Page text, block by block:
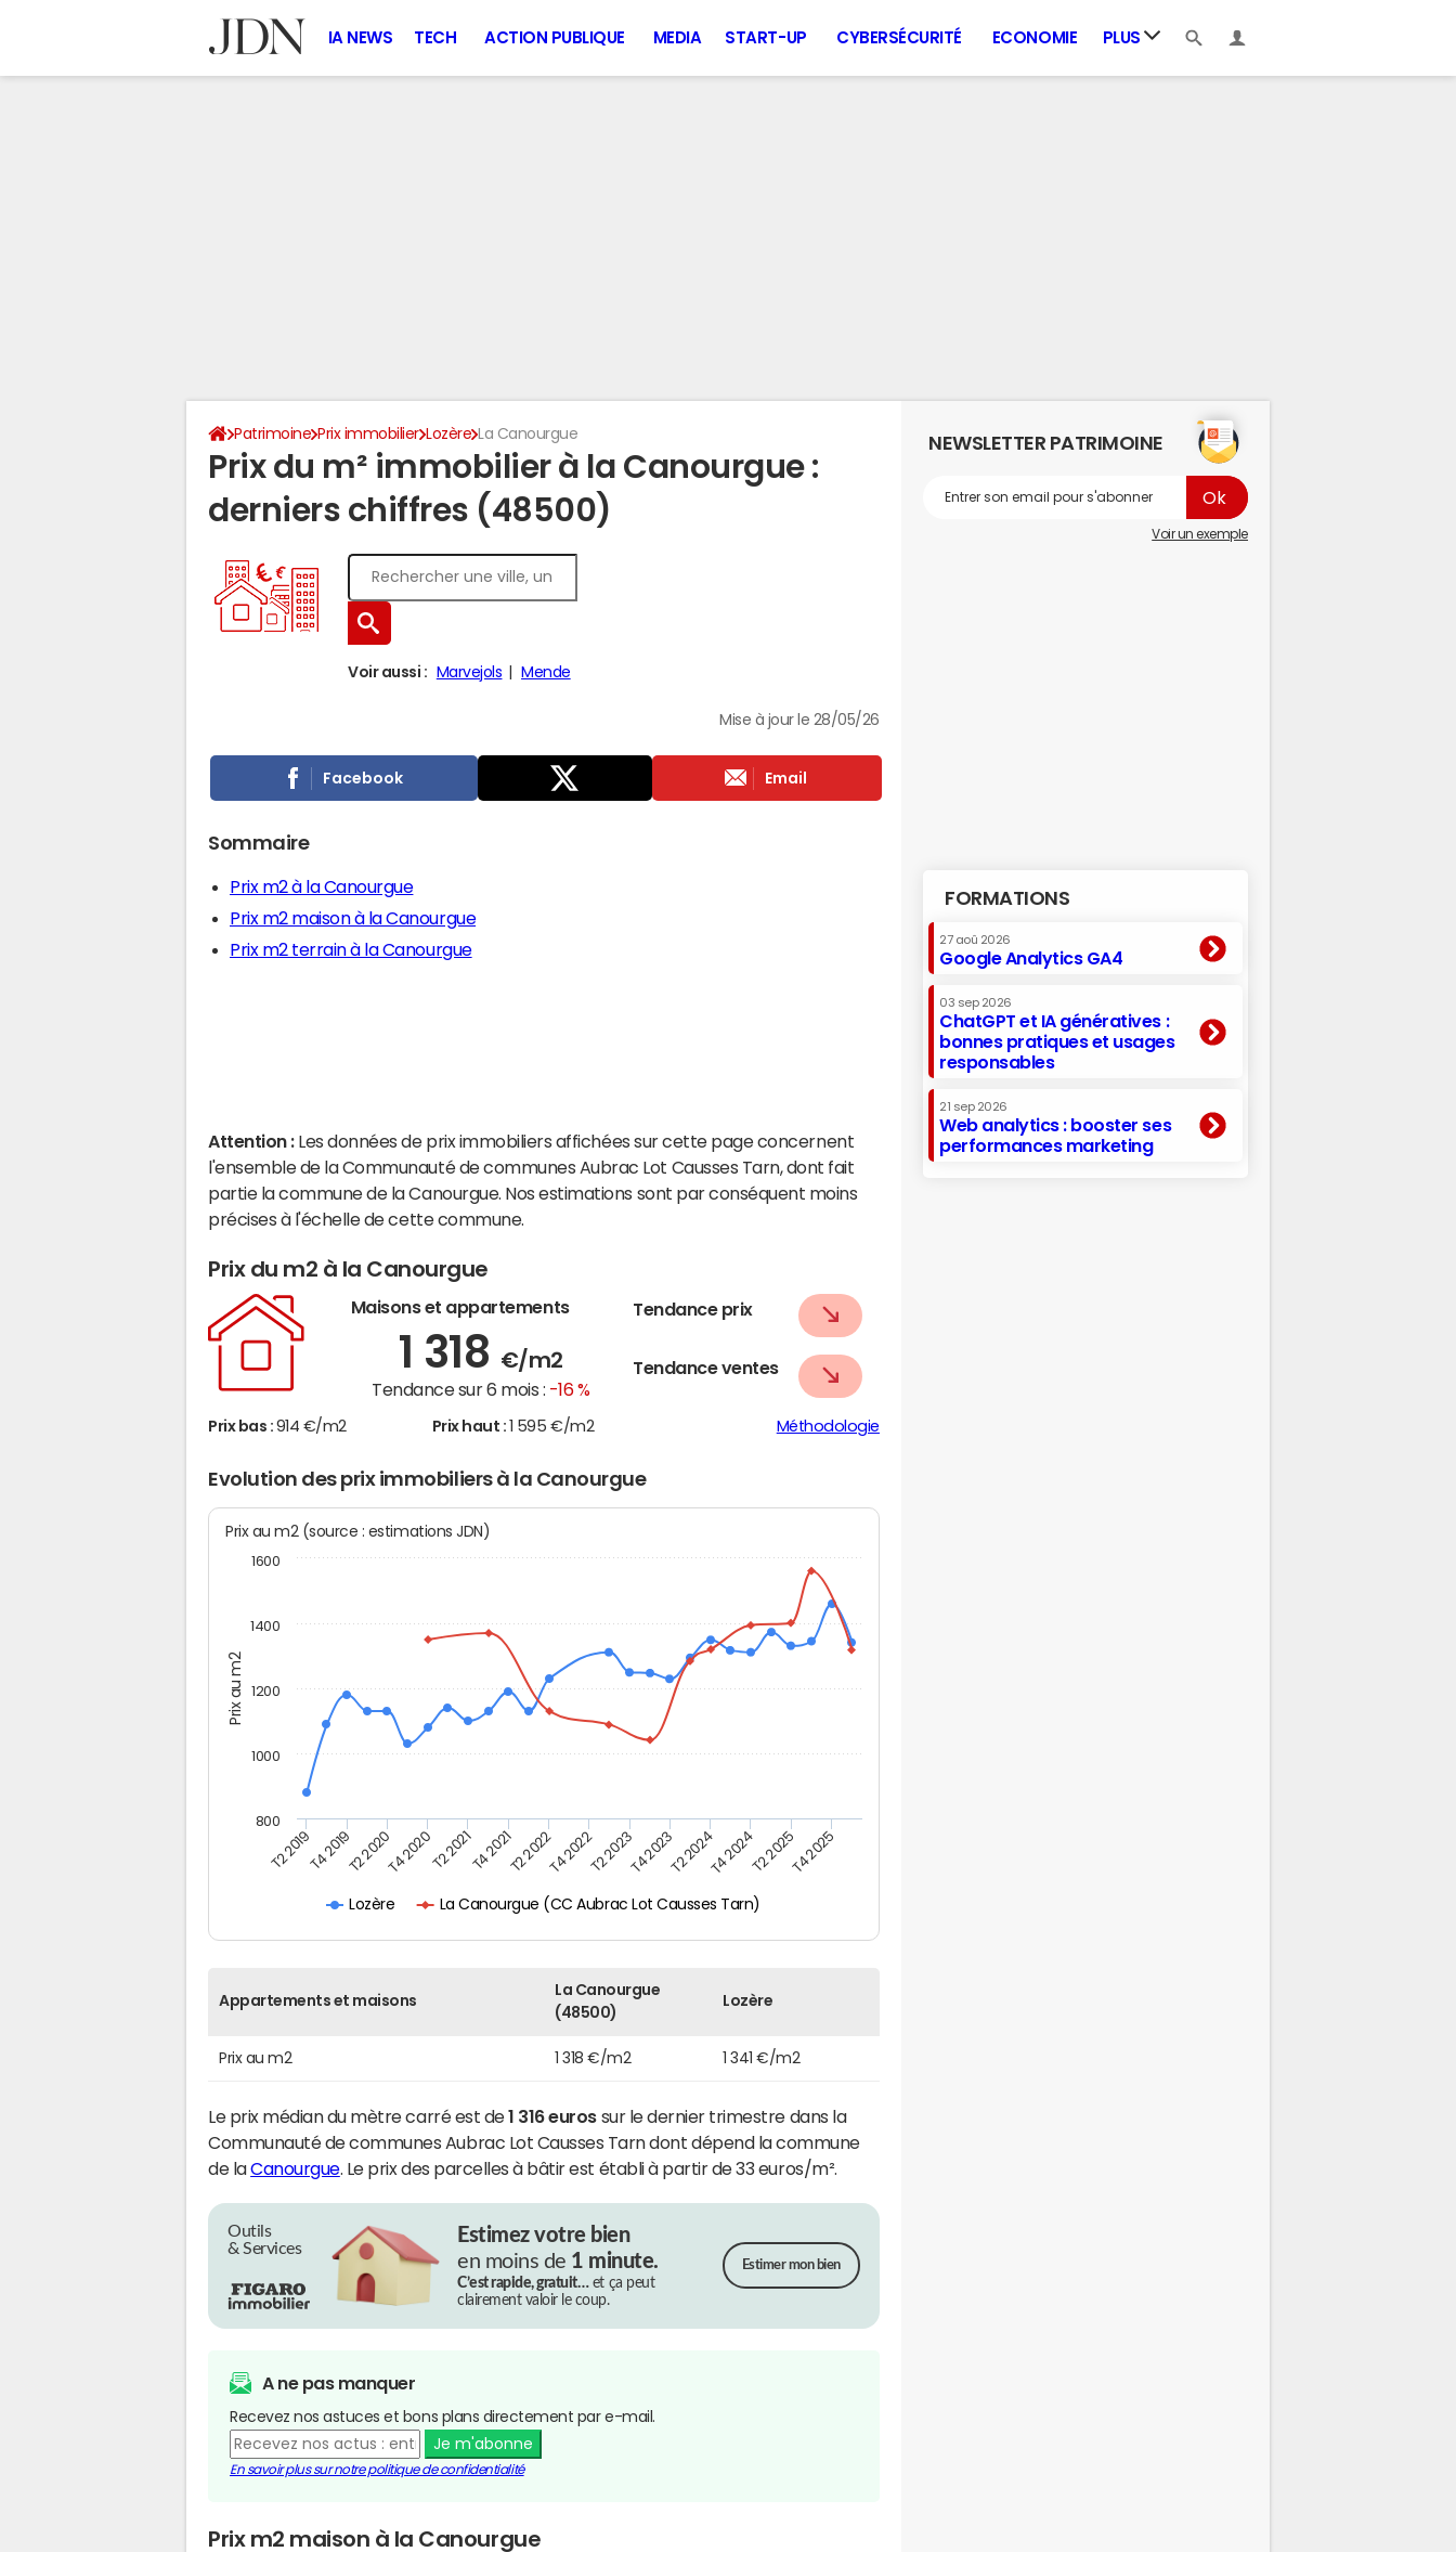
IA NEWS TECH ACTION PUBLIQUE MEDIA START-UP CYBERSÉCURITÉ ECONOMIE PLUS
Patrimoine Prix immobilier Lozère La Canourgue
Prix du m² immobilier à la Canourgue :
derniers chiffres (48500)
Voir aussi : Marvejols Mende
Mise à jour le 28/05/26
Facebook Email
Sommaire
Prix m2 à la Canourgue
Prix m2 maison à la Canourgue
Prix m2 terrain à la Canourgue
Attention : Les données de prix immobiliers affichées sur cette page concernent
l'ensemble de la Communauté de communes Aubrac Lot Causses Tarn, dont fait
partie la commune de la Canourgue. Nos estimations sont par conséquent moins
précises à l'échelle de cette commune.
Prix du m2 à la Canourgue
Maisons et appartements
1 318 €/m2
Tendance sur 6 mois : -16 %
Tendance prix
Tendance ventes
Prix bas : 914 €/m2 Prix haut : 1 595 €/m2 Méthodologie
Evolution des prix immobiliers à la Canourgue
Prix au m2
Prix au m2 (source : estimations JDN)
Lozère La Canourgue (CC Aubrac Lot Causses Tarn)
T2 2019T4 2019T2 2020T4 2020T2 2021T4 2021T2 2022T4 2022T2 2023T4 2023T2 2024T4 2024T2 2025T4 2025
800
1000
1200
1400
1600
Appartements et maisons
La Canourgue
(48500)
Lozère
Prix au m2 1 318 €/m2 1 341 €/m2
Le prix médian du mètre carré est de1 316 eurossur le dernier trimestre dans la
Communauté de communes Aubrac Lot Causses Tarn dont dépend la commune
de laCanourgue. Le prix des parcelles à bâtir est établi à partir de 33 euros/m².
Outils
& Services
Estimez votre bien
en moins de 1 minute.
C’est rapide, gratuit…et ça peut
clairement valoir le coup.
Estimer mon bien
A ne pas manquer
Recevez nos astuces et bons plans directement par e-mail.
Je m'abonne
En savoir plus sur notre politique de confidentialité
Prix m2 maison à la Canourgue
NEWSLETTER PATRIMOINE
Voir un exemple
FORMATIONS
27 aoû 2026
Google Analytics GA4
03 sep 2026
ChatGPT et IA génératives :
bonnes pratiques et usages
responsables
21 sep 2026
Web analytics : booster ses
performances marketing